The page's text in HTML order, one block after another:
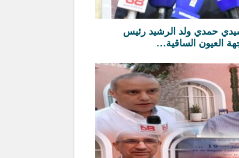
حمدي ولد الرشيد رئيس
العيون الساقية…